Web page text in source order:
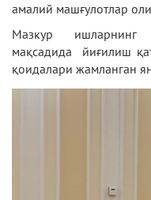
амалий машғулотлар
Мазкур ишларнинг
мақсадида йиғилиш
қоидалари жамланган